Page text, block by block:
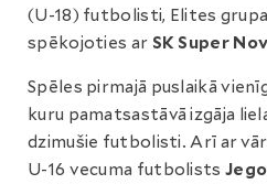
(U-18) futbolisti, Elites
spēkojoties ar SK Super
Spēles pirmajā puslaikā
kuru pamatsastāvā izgāja
dzimušie futbolisti. Arī ar
U-16 vecuma futbolists